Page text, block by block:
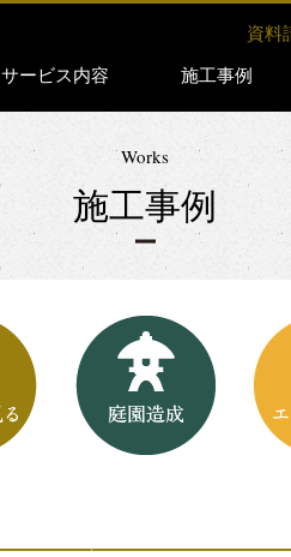
サービス内容 施工事例
資料
Works
施工事例